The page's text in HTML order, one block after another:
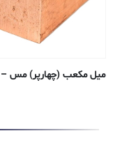
میل مکعب (چهارپر) مس – ۰٫۶۳۵ سانتی متر – ۱۱۰-H02